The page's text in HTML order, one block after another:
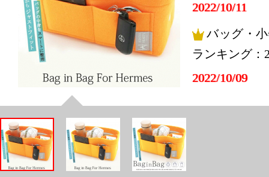
2022/10/11
バッグ・
ランキング：
2022/10/09
バッグ・